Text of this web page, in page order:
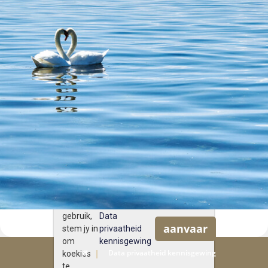
Deur ons
webwerf
te
gebruik,
stem jy in
om
koekies
Data
privaatheid
kennisgewing
aanvaar
Data privaatheid kennisgewing